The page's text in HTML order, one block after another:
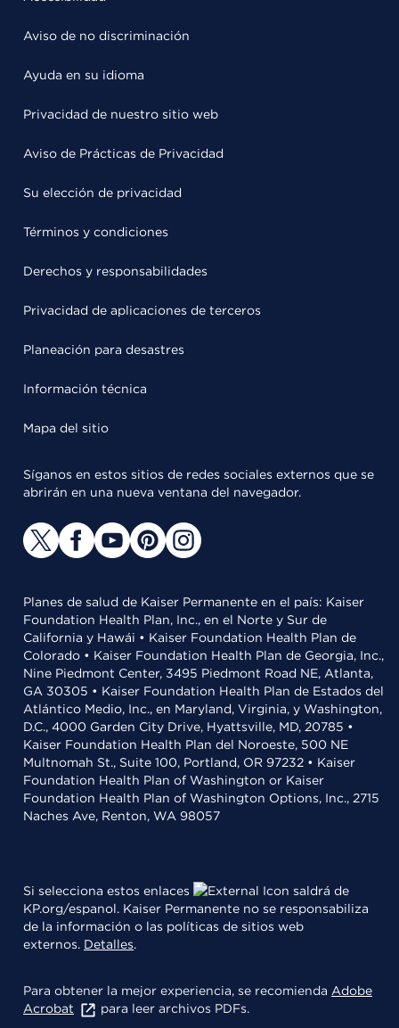
Aviso de no discriminación
Ayuda en su idioma
Privacidad de nuestro sitio web
Aviso de Prácticas de Privacidad
Su elección de privacidad
Términos y condiciones
Derechos y responsabilidades
Privacidad de aplicaciones de terceros
Planeación para desastres
Información técnica
Mapa del sitio
Síganos en estos sitios de redes sociales externos que se
abrirán en una nueva ventana del navegador.
Planes de salud de Kaiser Permanente en el país: Kaiser
Foundation Health Plan, Inc., en el Norte y Sur de
California y Hawái • Kaiser Foundation Health Plan de
Colorado • Kaiser Foundation Health Plan de Georgia, Inc.,
Nine Piedmont Center, 3495 Piedmont Road NE, Atlanta,
GA 30305 • Kaiser Foundation Health Plan de Estados del
Atlántico Medio, Inc., en Maryland, Virginia, y Washington,
D.C., 4000 Garden City Drive, Hyattsville, MD, 20785 •
Kaiser Foundation Health Plan del Noroeste, 500 NE
Multnomah St., Suite 100, Portland, OR 97232 • Kaiser
Foundation Health Plan of Washington or Kaiser
Foundation Health Plan of Washington Options, Inc., 2715
Naches Ave, Renton, WA 98057
Si selecciona estos enlaces
saldrá de
KP.org/espanol. Kaiser Permanente no se responsabiliza
de la información o las políticas de sitios web
externos. Detalles.
Para obtener la mejor experiencia, se recomienda Adobe
Acrobat
para leer archivos PDFs.